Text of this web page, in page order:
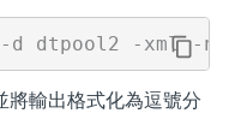
將輸出格式化為逗號分